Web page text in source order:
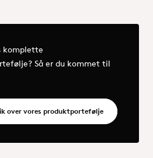
komplette
Så er du kommet til
over vores produktportefølje